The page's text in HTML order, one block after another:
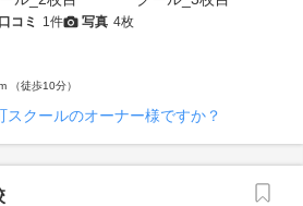
口コミ 1件 写真 4枚
（徒歩10分）
スクールのオーナー様ですか？